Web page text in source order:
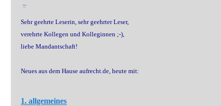
Sehr geehrte Leserin, sehr geehrter Leser,
verehrte Kollegen und Kolleginnen ;-),
liebe Mandantschaft!
Neues aus dem Hause aufrecht.de, heute mit:
1. allgemeines